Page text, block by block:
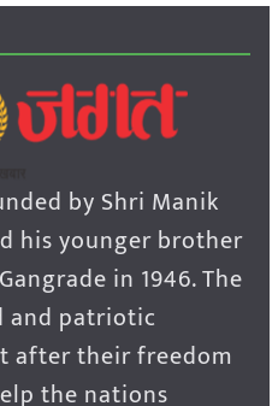
by Shri Manik
his younger brother
in 1946. The
and patriotic
after their freedom
the nations